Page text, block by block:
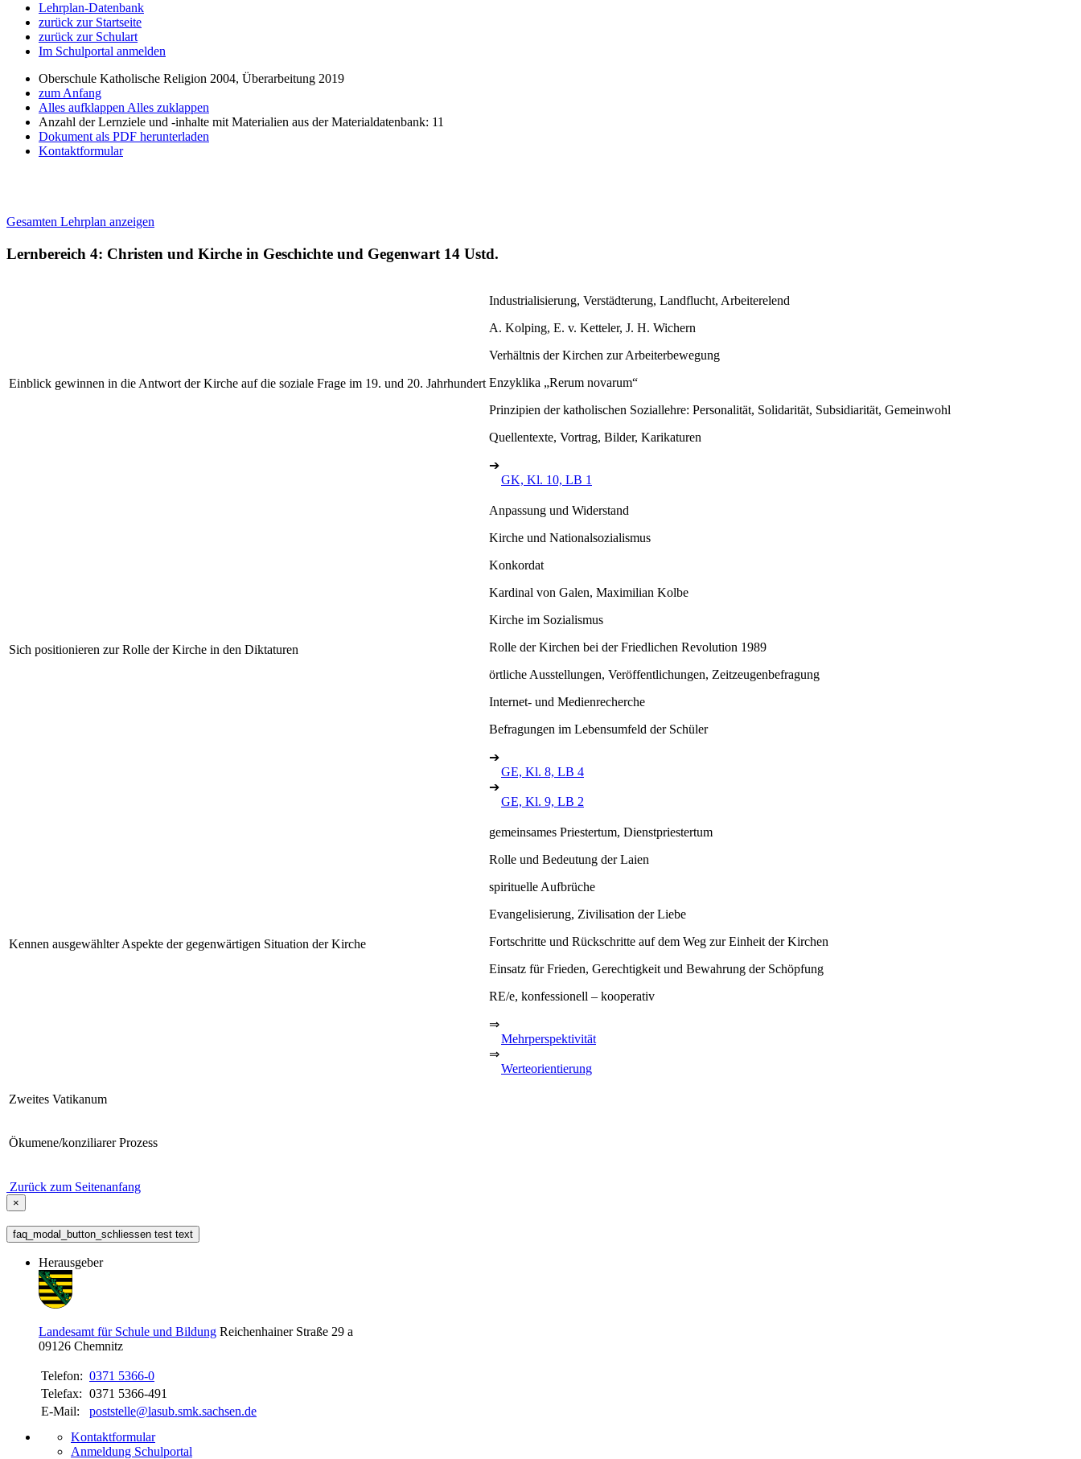
Lehrplan-Datenbank
zurück zur Startseite
zurück zur Schulart
Im Schulportal anmelden
Oberschule Katholische Religion 2004, Überarbeitung 2019
zum Anfang
Alles aufklappen Alles zuklappen
Anzahl der Lernziele und -inhalte mit Materialien aus der Materialdatenbank: 11
Dokument als PDF herunterladen
Kontaktformular
Gesamten Lehrplan anzeigen
Lernbereich 4: Christen und Kirche in Geschichte und Gegenwart 14 Ustd.
Einblick gewinnen in die Antwort der Kirche auf die soziale Frage im 19. und 20. Jahrhundert
Industrialisierung, Verstädterung, Landflucht, Arbeiterelend
A. Kolping, E. v. Ketteler, J. H. Wichern
Verhältnis der Kirchen zur Arbeiterbewegung
Enzyklika „Rerum novarum“
Prinzipien der katholischen Soziallehre: Personalität, Solidarität, Subsidiarität, Gemeinwohl
Quellentexte, Vortrag, Bilder, Karikaturen
➔
GK, Kl. 10, LB 1
Sich positionieren zur Rolle der Kirche in den Diktaturen
Anpassung und Widerstand
Kirche und Nationalsozialismus
Konkordat
Kardinal von Galen, Maximilian Kolbe
Kirche im Sozialismus
Rolle der Kirchen bei der Friedlichen Revolution 1989
örtliche Ausstellungen, Veröffentlichungen, Zeitzeugenbefragung
Internet- und Medienrecherche
Befragungen im Lebensumfeld der Schüler
➔
GE, Kl. 8, LB 4
➔
GE, Kl. 9, LB 2
Kennen ausgewählter Aspekte der gegenwärtigen Situation der Kirche
gemeinsames Priestertum, Dienstpriestertum
Rolle und Bedeutung der Laien
spirituelle Aufbrüche
Evangelisierung, Zivilisation der Liebe
Fortschritte und Rückschritte auf dem Weg zur Einheit der Kirchen
Einsatz für Frieden, Gerechtigkeit und Bewahrung der Schöpfung
RE/e, konfessionell – kooperativ
⇒
Mehrperspektivität
⇒
Werteorientierung
Zweites Vatikanum
Ökumene/konziliarer Prozess
Zurück zum Seitenanfang
×
faq_modal_button_schliessen test text
Herausgeber
Landesamt für Schule und Bildung Reichenhainer Straße 29 a
09126 Chemnitz
Telefon: 0371 5366-0
Telefax: 0371 5366-491
E-Mail:
poststelle@lasub.smk.sachsen.de
Kontaktformular
Anmeldung Schulportal